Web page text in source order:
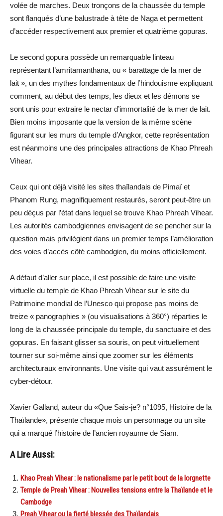
volée de marches. Deux tronçons de la chaussée du temple
sont flanqués d’une balustrade à tête de Naga et permettent
d’accéder respectivement aux premier et quatrième gopuras.
Le second gopura possède un remarquable linteau
représentant l’amritamanthana, ou « barattage de la mer de
lait », un des mythes fondamentaux de l’hindouisme expliquant
comment, au début des temps, les dieux et les démons se
sont unis pour extraire le nectar d’immortalité de la mer de lait.
Bien moins imposante que la version de la même scène
figurant sur les murs du temple d’Angkor, cette représentation
est néanmoins une des principales attractions de Khao Phreah
Vihear.
Ceux qui ont déjà visité les sites thaïlandais de Pimaï et
Phanom Rung, magnifiquement restaurés, seront peut-être un
peu déçus par l’état dans lequel se trouve Khao Phreah Vihear.
Les autorités cambodgiennes envisagent de se pencher sur la
question mais privilégient dans un premier temps l’amélioration
des voies d’accès côté cambodgien, du moins officiellement.
A défaut d’aller sur place, il est possible de faire une visite
virtuelle du temple de Khao Phreah Vihear sur le site du
Patrimoine mondial de l’Unesco qui propose pas moins de
treize « panographies » (ou visualisations à 360°) réparties le
long de la chaussée principale du temple, du sanctuaire et des
gopuras. En faisant glisser sa souris, on peut virtuellement
tourner sur soi-même ainsi que zoomer sur les éléments
architecturaux environnants. Une visite qui vaut assurément le
cyber-détour.
Xavier Galland, auteur du «Que Sais-je? n°1095, Histoire de la
Thaïlande», présente chaque mois un personnage ou un site
qui a marqué l’histoire de l’ancien royaume de Siam.
A Lire Aussi:
Khao Preah Vihear : le nationalisme par le petit bout de la lorgnette
Temple de Preah Vihear : Nouvelles tensions entre la Thaïlande et le
Cambodge
Preah Vihear ou la fierté blessée des Thaïlandais